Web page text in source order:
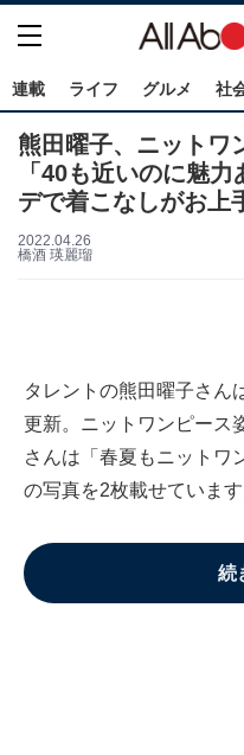
連載 ライフ グルメ 社
熊田曜子、ニットワ
「40も近いのに魅
デで着こなしがお上
2022.04.26
橋酒 瑛麗瑠
タレントの熊田曜子さん
更新。ニットワンピース
さんは「春夏もニットワ
の写真を2枚載せていま
続